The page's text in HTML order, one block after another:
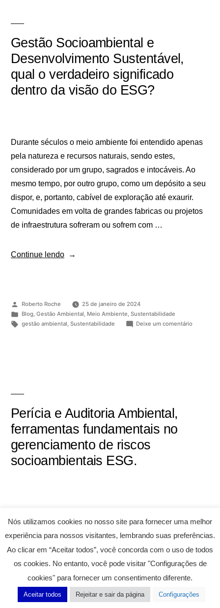
Gestão Socioambiental e
Desenvolvimento Sustentável,
qual o verdadeiro significado
dentro da visão do ESG?
Durante séculos o meio ambiente foi entendido apenas
pela natureza e recursos naturais, sendo estes,
considerado por um grupo, sagrados e intocáveis. Ao
mesmo tempo, por outro grupo, como um depósito a seu
dispor, e, portanto, cabível de exploração até exaurir.
Comunidades em volta de grandes fabricas ou projetos
de infraestrutura sofreram ou sofrem com …
Continue lendo
Roberto Roche
25 de janeiro de 2024
Blog, Gestão Ambiental, Meio Ambiente, Sustentabilidade
gestão ambiental, Sustentabilidade Deixe um comentário
Perícia e Auditoria Ambiental,
ferramentas fundamentais no
gerenciamento de riscos
socioambientais ESG.
aquisições, como diretor corporativo de QSMS-RS &
Sustentabilidade em organizações com apetite para
expansão global ou participando como advisor em
fundos de investimento ESG. Algo tinha que aprender
depois de tantos equívocos cometidos, e entre outras
coisas a procurar estudar e investigar muito sobre os
Nós utilizamos cookies no nosso site para fornecer uma melhor
experiência para nossos visitantes, lembrando suas preferências.
Ao clicar em “Aceitar todos”, você concorda com o uso de todos
os cookies. No entanto, você pode visitar "Configurações de
cookies" para fornecer um consentimento diferente.
Aceitar todos Rejeitar e sair da página Configurações